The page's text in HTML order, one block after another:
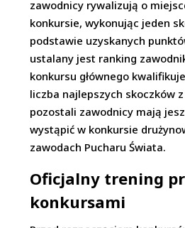
zawodnicy rywalizują o
konkursie, wykonując jeden
podstawie uzyskanych
ustalany jest ranking
konkursu głównego
liczba najlepszych skoczków
pozostali zawodnicy mają
wystąpić w konkursie
zawodach Pucharu Świata.
Oficjalny trening
konkursami